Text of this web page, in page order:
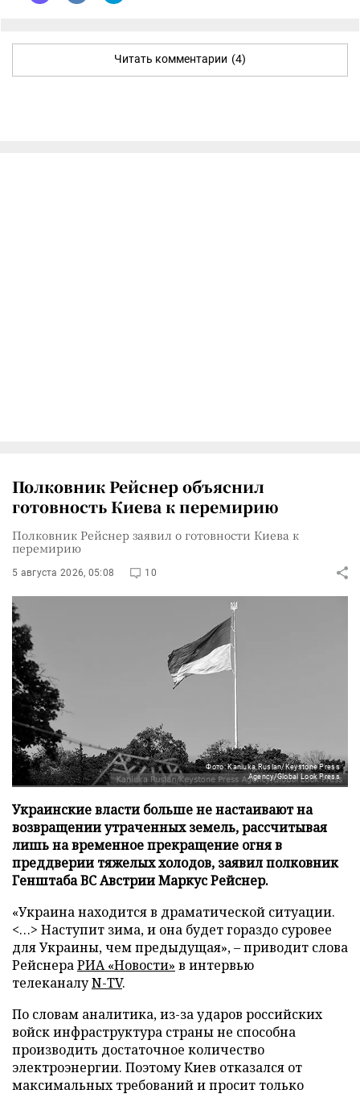
Читать комментарии (4)
Полковник Рейснер объяснил
готовность Киева к перемирию
Полковник Рейснер заявил о готовности Киева к
перемирию
5 августа 2026, 05:08 10
Фото: Kaniuka Ruslan/Keystone Press
Agency/Global Look Press
Украинские власти больше не настаивают на
возвращении утраченных земель, рассчитывая
лишь на временное прекращение огня в
преддверии тяжелых холодов, заявил полковник
Генштаба ВС Австрии Маркус Рейснер.
«Украина находится в драматической ситуации.
<…> Наступит зима, и она будет гораздо суровее
для Украины, чем предыдущая», – приводит слова
РейснераРИА «Новости» в интервью
телеканалуN-TV.
По словам аналитика, из-за ударов российских
войск инфраструктура страны не способна
производить достаточное количество
электроэнергии. Поэтому Киев отказался от
максимальных требований и просит только